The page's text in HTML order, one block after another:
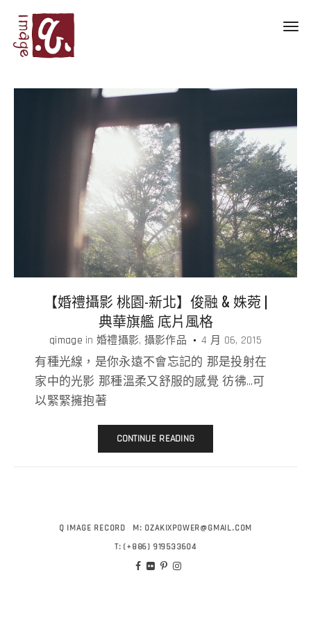
【婚禮攝影 桃園-新北】俊融 & 姝菀 |
典華旗艦 底片風格
qimage in婚禮攝影 攝影作品 4 月 06, 2015
有種光線，是你永遠不會忘記的 那是投射在
家中的光影 那種溫柔又舒服的感覺 彷彿…可
以緊緊擁抱著
CONTINUE READING
Q IMAGE RECORD M: OZAKIXPOWER@GMAIL.COM
T:(+886) 919533604